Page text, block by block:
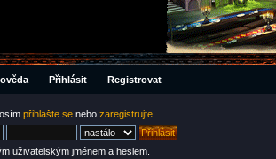
Přihlásit Registrovat
přihlašte se nebo zaregistrujte
uživatelským jménem a heslem.